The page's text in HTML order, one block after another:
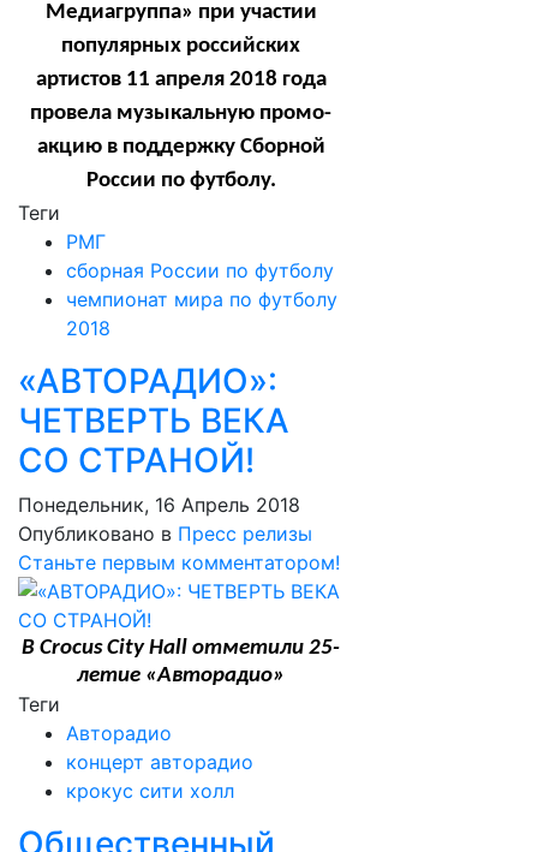
Медиагруппа» при участии
популярных российских
артистов 11 апреля 2018 года
провела музыкальную промо-
акцию в поддержку Сборной
России по футболу.
Теги
РМГ
сборная России по футболу
чемпионат мира по футболу
2018
«АВТОРАДИО»:
ЧЕТВЕРТЬ ВЕКА
СО СТРАНОЙ!
Понедельник, 16 Апрель 2018
Опубликовано в Пресс релизы
Станьте первым комментатором!
В Crocus City Hall отметили 25-
летие «Авторадио»
Теги
Авторадио
концерт авторадио
крокус сити холл
Общественный